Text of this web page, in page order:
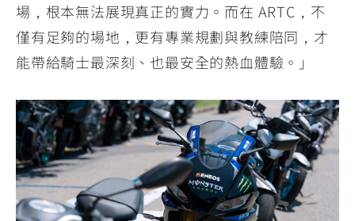
場，根本無法展現真正的實力。而在 ARTC，不
僅有足夠的場地，更有專業規劃與教練陪同，才
能帶給騎士最深刻、也最安全的熱血體驗。」